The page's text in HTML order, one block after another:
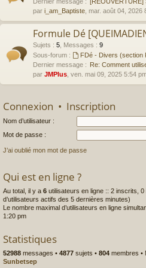
par i_am_Baptiste , mar. août 04, 2026
Formule Dé
Sujets : 5 Messages : 9
Sous-forum :
FDé - Divers (section
Dernier message : Re: Comment
par JMPlus , ven. mai 09, 2025 5:54
Connexion • Inscription
Nom d’utilisateur :
Mot de passe :
J’ai oublié mon mot de passe
Qui est en ligne ?
Au total, il y a 6 utilisateurs en ligne :: 2 inscrits,
d’utilisateurs actifs des 5 dernières minutes)
Le nombre maximal d’utilisateurs en ligne
1:20 pm
Statistiques
52988 messages • 4877 sujets • 804 membres •
Sunbetsep